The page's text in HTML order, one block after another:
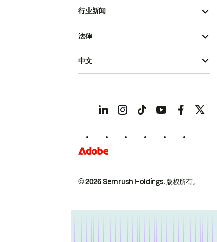
行业新闻
© 2026 Semrush Holdings.版权所有。
法律
中文